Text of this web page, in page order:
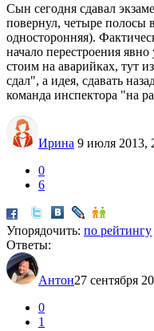
Сын сегодня сдавал
повернул, четыре полосы
односторонняя).
начало перестроения
стоим на аварийках, тут
сдал", а идея, сдавать
команда инспектора "на
Ирина 9 июля 2013,
0
6
Упорядочить: по рейтингу
Ответы:
Антон27 сентября
0
1